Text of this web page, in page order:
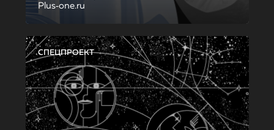
Plus‑one.ru
СПЕЦПРОЕКТ